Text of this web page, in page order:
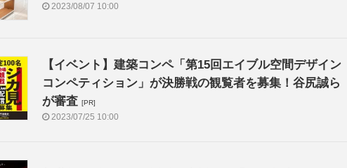
2023/08/07 10:00
【イベント】建築コンペ「第15回エイブル空間デザイン
コンペティション」が決勝戦の観覧者を募集！谷尻誠ら
が審査 [PR]
2023/07/25 10:00